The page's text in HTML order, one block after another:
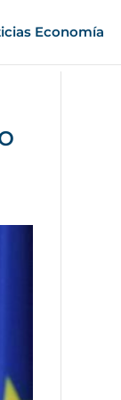
Economía